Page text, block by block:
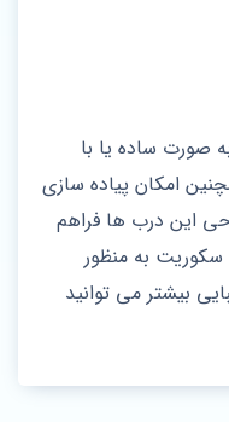
صورت ساده یا با
امکان پیاده سازی
این درب ها فراهم
به منظور
بیشتر می توانید